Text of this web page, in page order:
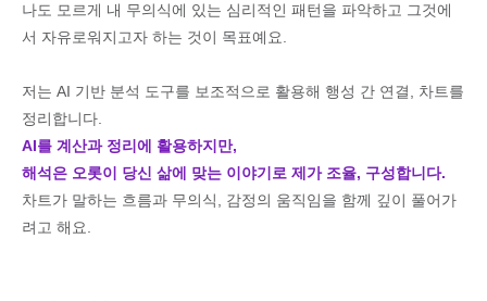
나도 모르게 내 무의식에 있는 심리적인 패턴을 파악하고 그것에
서 자유로워지고자 하는 것이 목표예요.
저는 AI 기반 분석 도구를 보조적으로 활용해 행성 간 연결, 차트를
정리합니다.
AI를 계산과 정리에 활용하지만,
해석은 오롯이 당신 삶에 맞는 이야기로 제가 조율, 구성합니다.
차트가 말하는 흐름과 무의식, 감정의 움직임을 함께 깊이 풀어가
려고 해요.